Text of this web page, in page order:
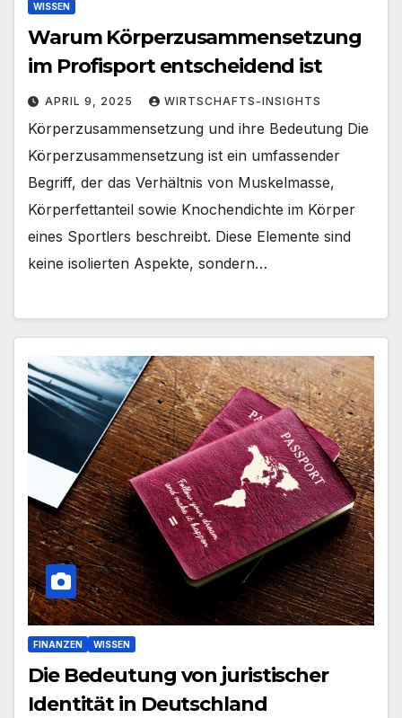
WISSEN
Warum Körperzusammensetzung
im Profisport entscheidend ist
APRIL 9, 2025 WIRTSCHAFTS-INSIGHTS
Körperzusammensetzung und ihre Bedeutung Die
Körperzusammensetzung ist ein umfassender
Begriff, der das Verhältnis von Muskelmasse,
Körperfettanteil sowie Knochendichte im Körper
eines Sportlers beschreibt. Diese Elemente sind
keine isolierten Aspekte, sondern…
FINANZEN WISSEN
Die Bedeutung von juristischer
Identität in Deutschland